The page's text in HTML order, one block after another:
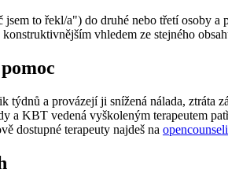
to řekl/a") do druhé nebo třetí osoby
vhledem ze stejného
týdnů a provázejí ji snížená nálada,
a KBT vedená vyškoleným terapeutem
dostupné terapeuty najdeš na